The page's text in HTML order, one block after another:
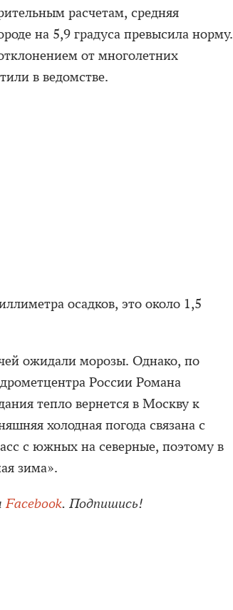
расчетам, средняя
на 5,9 градуса превысила норму.
от многолетних
в ведомстве.
осадков, это около 1,5
ожидали морозы. Однако, по
России Романа
тепло вернется в Москву к
холодная погода связана с
с южных на северные, поэтому в
зима».
Facebook. Подпишись!